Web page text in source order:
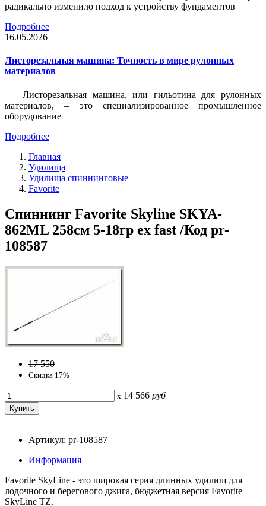
радикально изменило подход к устройству фундаментов
Подробнее
16.05.2026
Листорезальная машина: Точность в мире рулонных
материалов
Листорезальная машина, или гильотина для рулонных
материалов, – это специализированное промышленное
оборудование
Подробнее
Главная
Удилища
Удилища спиннинговые
Favorite
Спиннинг Favorite Skyline SKYA-
862ML 258см 5-18гр ex fast /Код pr-
108587
17 550
Скидка 17%
x 14 566 руб
Артикул: pr-108587
Информация
Favorite SkyLine - это широкая серия длинных удилищ для
лодочного и берегового джига, бюджетная версия Favorite
SkyLine TZ.